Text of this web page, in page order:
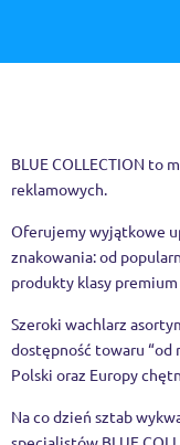
BLUE COLLECTION to
reklamowych.
Oferujemy wyjątkowe
znakowania: od
produkty klasy
Szeroki wachlarz
dostępność towaru “od
Polski oraz Europy
Na co dzień sztab